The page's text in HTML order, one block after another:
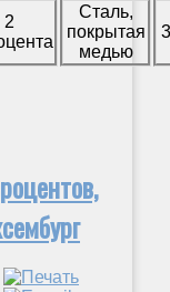
2
Сталь,
покрытая
медью